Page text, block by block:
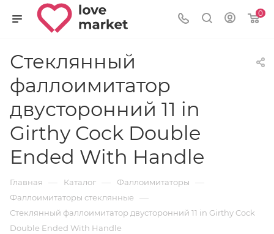
0
Стеклянный
фаллоимитатор
двусторонний 11 in
Girthy Cock Double
Ended With Handle
Главная — Каталог — Фаллоимитаторы —
Фаллоимитаторы стеклянные —
Стеклянный фаллоимитатор двусторонний 11 in Girthy Cock
Double Ended With Handle